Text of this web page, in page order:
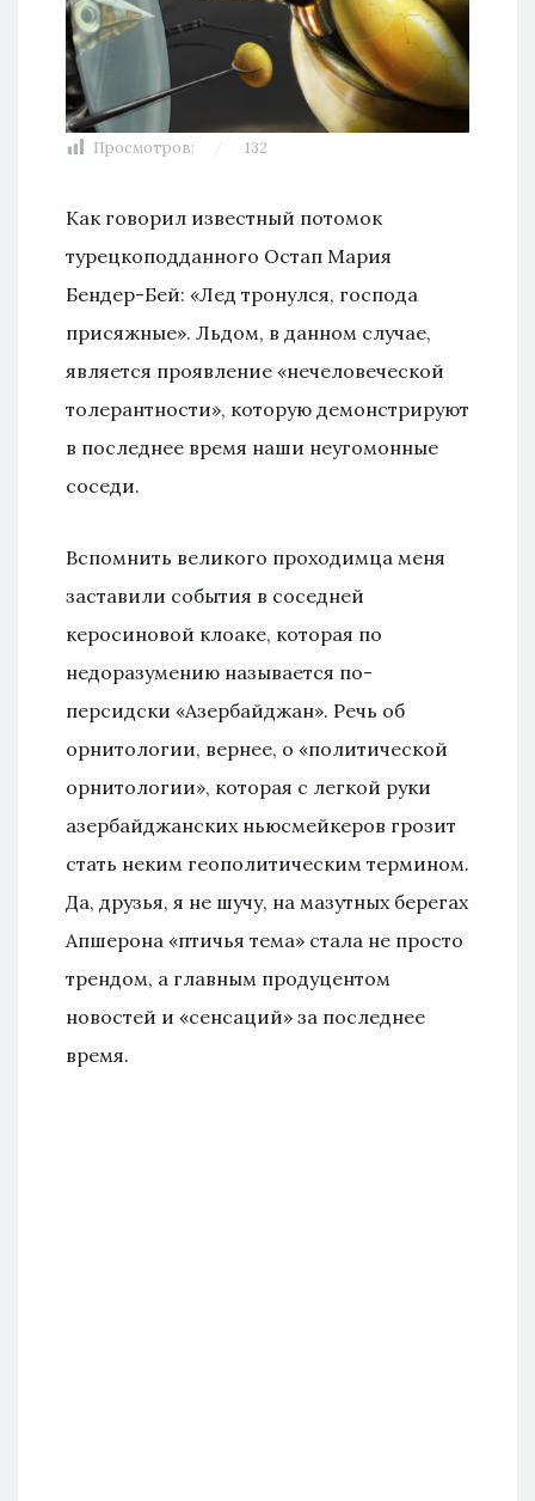
Просмотров: 132
Как говорил известный потомок
турецкоподданного Остап Мария
Бендер-Бей: «Лед тронулся, господа
присяжные». Льдом, в данном случае,
является проявление «нечеловеческой
толерантности», которую демонстрируют
в последнее время наши неугомонные
соседи.
Вспомнить великого проходимца меня
заставили события в соседней
керосиновой клоаке, которая по
недоразумению называется по-
персидски «Азербайджан». Речь об
орнитологии, вернее, о «политической
орнитологии», которая с легкой руки
азербайджанских ньюсмейкеров грозит
стать неким геополитическим термином.
Да, друзья, я не шучу, на мазутных берегах
Апшерона «птичья тема» стала не просто
трендом, а главным продуцентом
новостей и «сенсаций» за последнее
время.